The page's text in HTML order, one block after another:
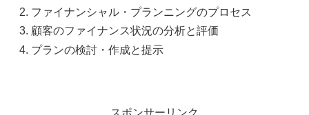
ファイナンシャル・プランニングのプロセス
顧客のファイナンス状況の分析と評価
プランの検討・作成と提示